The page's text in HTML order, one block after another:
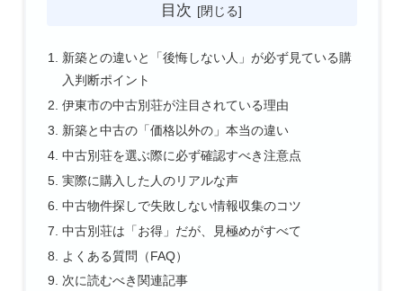
目次
新築との違いと「後悔しない人」が必ず見ている購
入判断ポイント
伊東市の中古別荘が注目されている理由
新築と中古の「価格以外の」本当の違い
中古別荘を選ぶ際に必ず確認すべき注意点
実際に購入した人のリアルな声
中古物件探しで失敗しない情報収集のコツ
中古別荘は「お得」だが、見極めがすべて
よくある質問（FAQ）
次に読むべき関連記事